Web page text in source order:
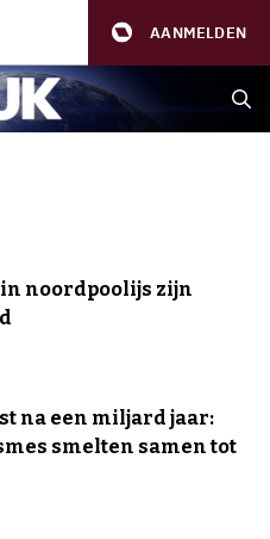
AANMELDEN
noordpoolijs zijn
na een miljard jaar:
smelten samen tot